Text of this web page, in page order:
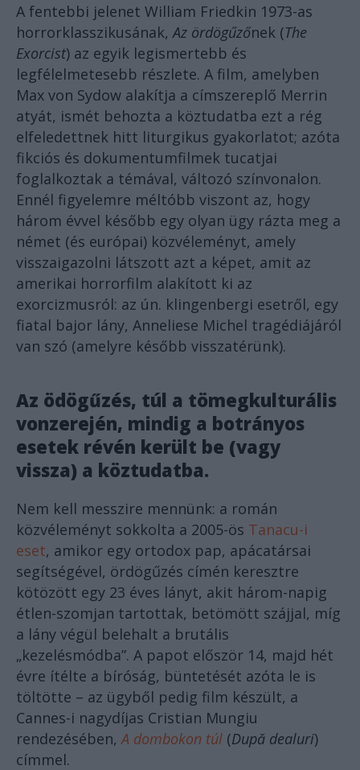
A fentebbi jelenet William Friedkin 1973-as
horrorklasszikusának,Az ördögűzőnek (The
Exorcist) az egyik legismertebb és
legfélelmetesebb részlete. A film, amelyben
Max von Sydow alakítja a címszereplő Merrin
atyát, ismét behozta a köztudatba ezt a rég
elfeledettnek hitt liturgikus gyakorlatot; azóta
fikciós és dokumentumfilmek tucatjai
foglalkoztak a témával, változó színvonalon.
Ennél figyelemre méltóbb viszont az, hogy
három évvel később egy olyan ügy rázta meg a
német (és európai) közvéleményt, amely
visszaigazolni látszott azt a képet, amit az
amerikai horrorfilm alakított ki az
exorcizmusról: az ún. klingenbergi esetről, egy
fiatal bajor lány, Anneliese Michel tragédiájáról
van szó (amelyre később visszatérünk).
Az ödögűzés, túl a tömegkulturális
vonzerején, mindig a botrányos
esetek révén került be (vagy
vissza) a köztudatba.
Nem kell messzire mennünk: a román
közvéleményt sokkolta a 2005-ös Tanacu-i
eset, amikor egy ortodox pap, apácatársai
segítségével, ördögűzés címén keresztre
kötözött egy 23 éves lányt, akit három-napig
étlen-szomjan tartottak, betömött szájjal, míg
a lány végül belehalt a brutális
„kezelésmódba”. A papot először 14, majd hét
évre ítélte a bíróság, büntetését azóta le is
töltötte – az ügyből pedig film készült, a
Cannes-i nagydíjas Cristian Mungiu
rendezésében,A dombokon túl (După dealuri)
címmel.